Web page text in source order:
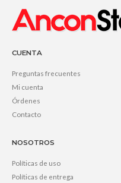
CUENTA
Preguntas frecuentes
Mi cuenta
Órdenes
Contacto
NOSOTROS
Políticas de uso
Políticas de entrega